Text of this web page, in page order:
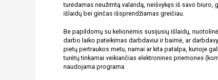
turėdamas neužimtą valandą, neišvykęs iš savo
išlaidų bei ginčas išsprendžiamas greičiau.
Be papildomų su kelionėmis susijusių išlaidų,
darbo laiko pateikimas darbdaviui ir baimė, ar
pietų pertraukos metu, namai ar kita patalpa, kurioje
turėtų tinkamai veikiančias elektronines priemones
naudojama programa.